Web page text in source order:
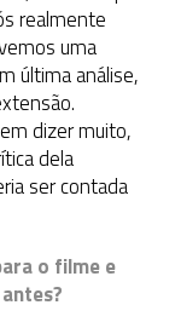
realmente
uma
última análise,
dizer muito,
dela
ser contada
o filme e